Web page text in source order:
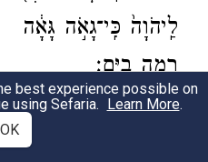
לַֽיהֹוָה֙ כִּֽי־גָאֹ֣ה
רָמָ֥ה בַיָּֽם׃
sang this
best experience possible on
using Sefaria. Learn More.
OK